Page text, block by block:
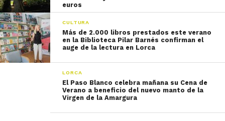
euros
CULTURA
Más de 2.000 libros prestados este verano
en la Biblioteca Pilar Barnés confirman el
auge de la lectura en Lorca
LORCA
El Paso Blanco celebra mañana su Cena de
Verano a beneficio del nuevo manto de la
Virgen de la Amargura